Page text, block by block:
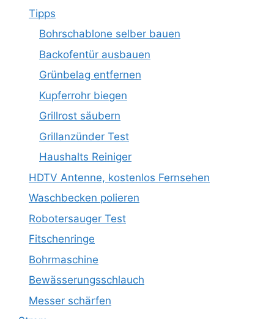
Tipps
Bohrschablone selber bauen
Backofentür ausbauen
Grünbelag entfernen
Kupferrohr biegen
Grillrost säubern
Grillanzünder Test
Haushalts Reiniger
HDTV Antenne, kostenlos Fernsehen
Waschbecken polieren
Robotersauger Test
Fitschenringe
Bohrmaschine
Bewässerungsschlauch
Messer schärfen